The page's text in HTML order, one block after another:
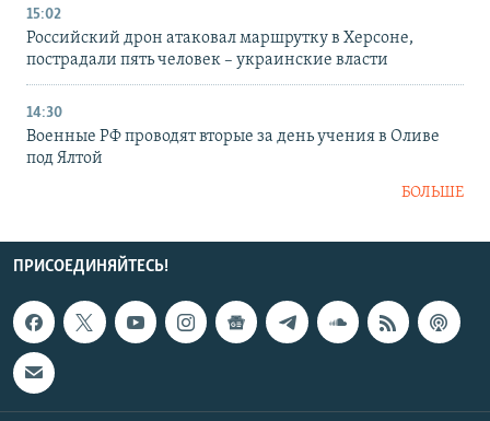
15:02
Российский дрон атаковал маршрутку в Херсоне,
пострадали пять человек – украинские власти
14:30
Военные РФ проводят вторые за день учения в Оливе
под Ялтой
БОЛЬШЕ
ПРИСОЕДИНЯЙТЕСЬ!